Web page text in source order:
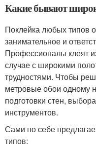
Какие бывают
Поклейка любых типов
занимательное и
Профессионалы клеят
случае с широкими
трудностями. Чтобы
метровые обои одному
подготовки стен,
инструментов.
Сами по себе
типов: